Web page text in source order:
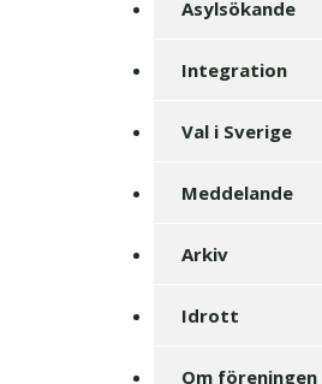
Asylsökande
Integration
Val i Sverige
Meddelande
Arkiv
Idrott
Om föreningen